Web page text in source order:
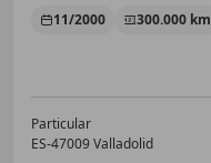
11/2000 300.000 km
Particular
ES-47009 Valladolid